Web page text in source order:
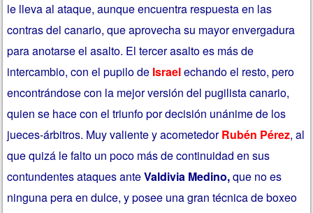
le lleva al ataque, aunque encuentra respuesta en las
contras del canario, que aprovecha su mayor envergadura
para anotarse el asalto. El tercer asalto es más de
intercambio, con el pupilo de Israelechando el resto, pero
encontrándose con la mejor versión del pugilista canario,
quien se hace con el triunfo por decisión unánime de los
jueces-árbitros. Muy valiente y acometedorRubén Pérez, al
que quizá le falto un poco más de continuidad en sus
contundentes ataques anteValdivia Medino,que no es
ninguna pera en dulce, y posee una gran técnica de boxeo